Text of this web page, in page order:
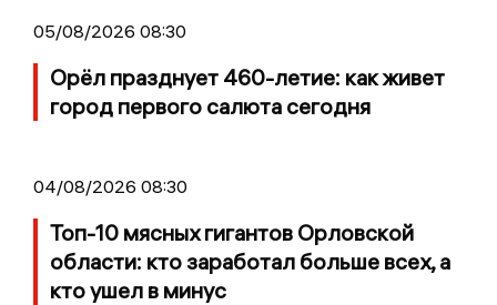
05/08/2026 08:30
Орёл празднует 460-летие: как живет
город первого салюта сегодня
04/08/2026 08:30
Топ-10 мясных гигантов Орловской
области: кто заработал больше всех, а
кто ушел в минус